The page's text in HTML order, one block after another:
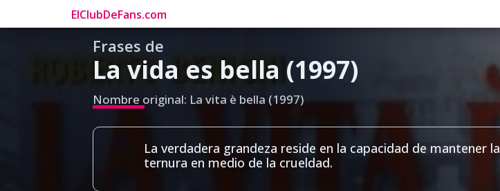
ElClubDeFans.com
Frases de
La vida es bella (1997)
Nombre original: La vita è bella (1997)
La verdadera grandeza reside en la capacidad de mantener la
ternura en medio de la crueldad.